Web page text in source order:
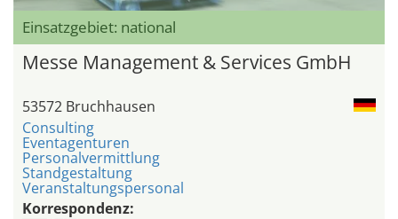
Einsatzgebiet: national
Messe Management & Services GmbH
53572 Bruchhausen
Consulting
Eventagenturen
Personalvermittlung
Standgestaltung
Veranstaltungspersonal
Korrespondenz: